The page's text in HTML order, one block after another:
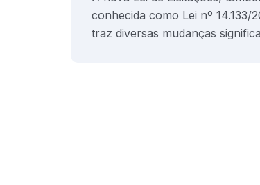
conhecida como Lei nº 14.133/
traz diversas mudanças